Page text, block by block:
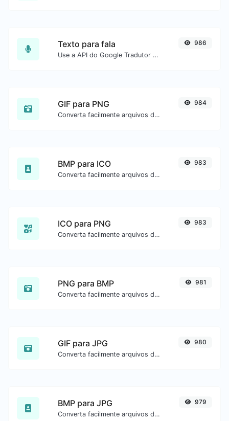
Texto para fala
Use a API do Google Tradutor para gerar áudio de texto para fala.
986
GIF para PNG
Converta facilmente arquivos de imagem GIF para PNG.
984
BMP para ICO
Converta facilmente arquivos de imagem BMP para ICO.
983
ICO para PNG
Converta facilmente arquivos de imagem ICO para PNG.
983
PNG para BMP
Converta facilmente arquivos de imagem PNG para BMP.
981
GIF para JPG
Converta facilmente arquivos de imagem GIF para JPG.
980
BMP para JPG
Converta facilmente arquivos de imagem BMP para JPG.
979